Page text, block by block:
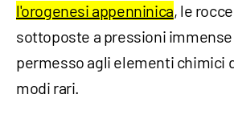
l'orogenesi appenninica, le
sottoposte a pressioni
permesso agli elementi chimici
modi rari.